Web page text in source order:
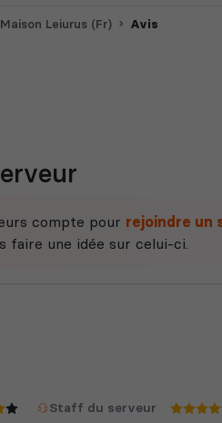
Maison Leiurus (Fr) Avis
compte pour rejoindre un
faire une idée sur celui-ci.
Staff du serveur